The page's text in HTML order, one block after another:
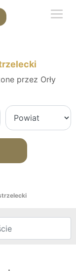
przez Orły